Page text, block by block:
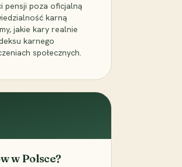
pensji poza oficjalną
karną
jakie kary realnie
karnego
społecznych.
w Polsce?